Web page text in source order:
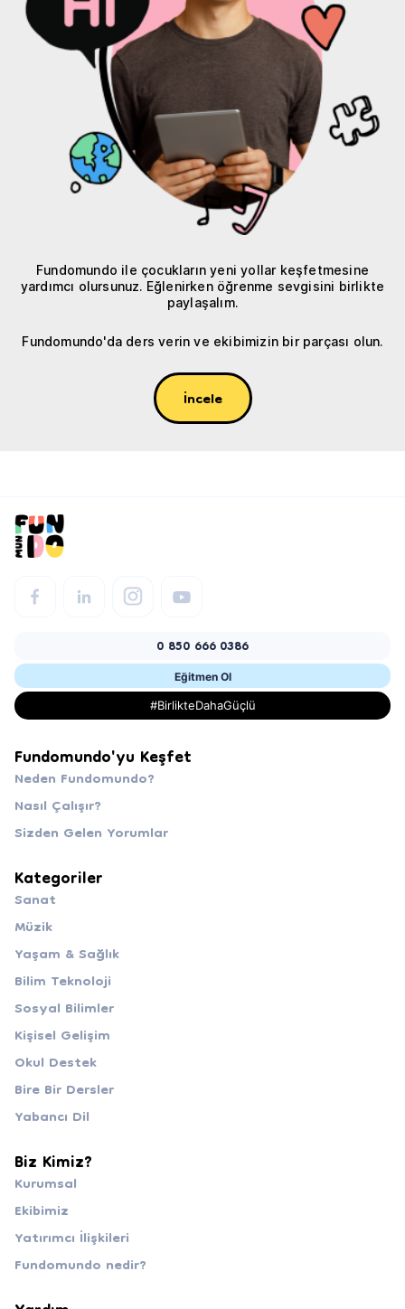
Fundomundo ile çocukların yeni yollar keşfetmesine
yardımcı olursunuz. Eğlenirken öğrenme sevgisini birlikte
paylaşalım.
Fundomundo'da ders verin ve ekibimizin bir parçası olun.
İncele
0 850 666 0386
Eğitmen Ol
#BirlikteDahaGüçlü
Fundomundo'yu Keşfet
Neden Fundomundo?
Nasıl Çalışır?
Sizden Gelen Yorumlar
Kategoriler
Sanat
Müzik
Yaşam & Sağlık
Bilim Teknoloji
Sosyal Bilimler
Kişisel Gelişim
Okul Destek
Bire Bir Dersler
Yabancı Dil
Biz Kimiz?
Kurumsal
Ekibimiz
Yatırımcı İlişkileri
Fundomundo nedir?